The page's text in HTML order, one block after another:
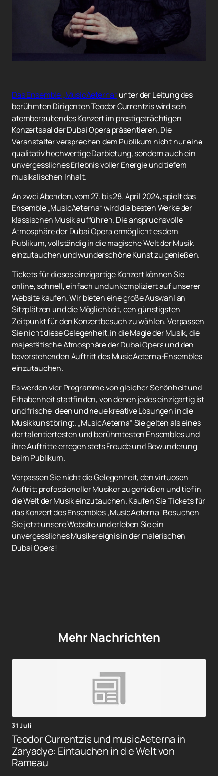
Das Ensemble „MusicAeterna“ unter der Leitung des
berühmten Dirigenten Teodor Currentzis wird sein
atemberaubendes Konzert im prestigeträchtigen
Konzertsaal der Dubai Opera präsentieren. Die
Veranstalter versprechen dem Publikum nicht nur eine
qualitativ hochwertige Darbietung, sondern auch ein
unvergessliches Erlebnis voller Energie und tiefem
musikalischen Inhalt.
An zwei Abenden, vom 27. bis 28. April 2024, spielt das
Ensemble „MusicAeterna“ wird die besten Werke der
klassischen Musik aufführen. Die anspruchsvolle
Atmosphäre der Dubai Opera ermöglicht es dem
Publikum, vollständig in die magische Welt der Musik
einzutauchen und wunderschöne Kunst zu genießen.
Tickets für dieses einzigartige Konzert können Sie
online, schnell, einfach und unkompliziert auf unserer
Website kaufen. Wir bieten eine große Auswahl an
Sitzplätzen und die Möglichkeit, den günstigsten
Zeitpunkt für den Konzertbesuch zu wählen. Verpassen
Sie nicht diese Gelegenheit, in die Magie der Musik, die
majestätische Atmosphäre der Dubai Opera und den
bevorstehenden Auftritt des MusicAeterna-Ensembles
einzutauchen.
Es werden vier Programme von gleicher Schönheit und
Erhabenheit stattfinden, von denen jedes einzigartig ist
und frische Ideen und neue kreative Lösungen in die
Musikkunst bringt. „MusicAeterna“ Sie gelten als eines
der talentiertesten und berühmtesten Ensembles und
ihre Auftritte erregen stets Freude und Bewunderung
beim Publikum.
Verpassen Sie nicht die Gelegenheit, den virtuosen
Auftritt professioneller Musiker zu genießen und tief in
die Welt der Musik einzutauchen. Kaufen Sie Tickets für
das Konzert des Ensembles „MusicAeterna“ Besuchen
Sie jetzt unsere Website und erleben Sie ein
unvergessliches Musikereignis in der malerischen
Dubai Opera!
Mehr Nachrichten
31 Juli
Teodor Currentzis und musicAeterna in
Zaryadye: Eintauchen in die Welt von
Rameau